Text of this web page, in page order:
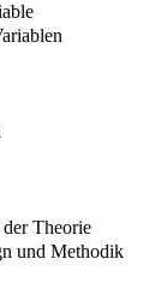
Theorie
und Methodik